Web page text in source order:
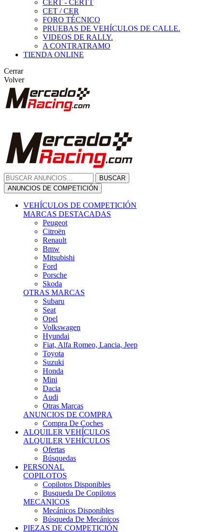
CERT - CERTT
CET / CER
FORO TÉCNICO
PRUEBAS DE VEHÍCULOS DE CALLE.
VIDEOS DE RALLY.
A CONTRATRAMO
TIENDA ONLINE
Cerrar
Volver
BUSCAR
ANUNCIOS DE COMPETICIÓN
VEHÍCULOS DE COMPETICIÓN
MARCAS DESTACADAS
Peugeot
Citroën
Renault
Bmw
Mitsubishi
Ford
Porsche
Skoda
OTRAS MARCAS
Subaru
Seat
Opel
Volkswagen
Hyundai
Fiat, Alfa Romeo, Lancia, Jeep
Toyota
Suzuki
Honda
Mini
Dacia
Audi
Otras Marcas
ANUNCIOS DE COMPRA
Compra De Coches
ALQUILER VEHÍCULOS
ALQUILER VEHÍCULOS
Ofertas
Búsquedas
PERSONAL
COPILOTOS
Copilotos Disponibles
Busqueda De Copilotos
MECANICOS
Mecánicos Disponibles
Búsqueda De Mecánicos
PIEZAS DE COMPETICIÓN
MECÁNICA